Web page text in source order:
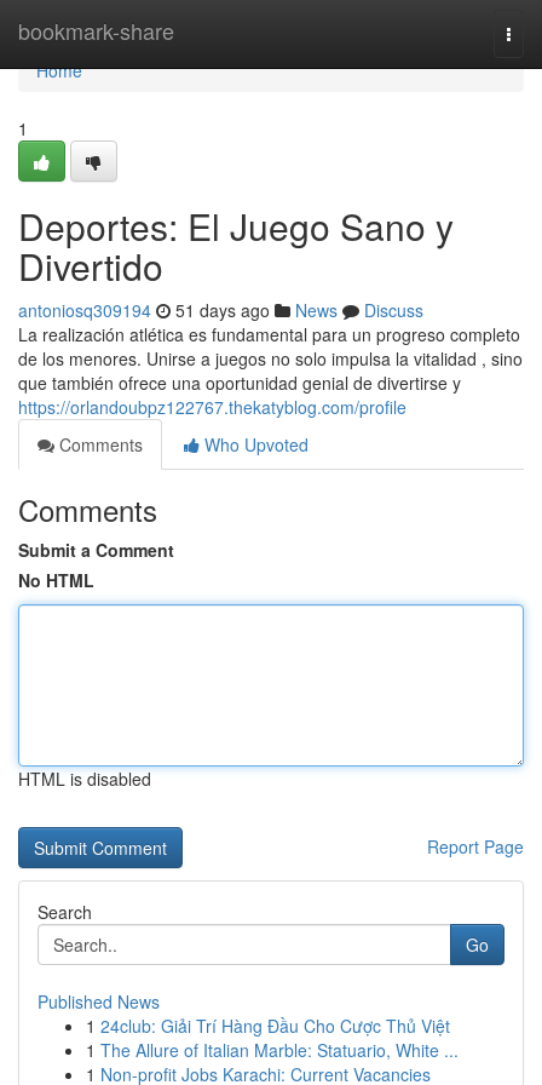
bookmark-share
Home
Home
1
Deportes: El Juego Sano y
Divertido
antoniosq309194 51 days ago News
Discuss
La realización atlética es fundamental para un progreso completo
de los menores. Unirse a juegos no solo impulsa la vitalidad , sino
que también ofrece una oportunidad genial de divertirse y
https://orlandoubpz122767.thekatyblog.com/profile
Comments
Who Upvoted
Comments
Submit a Comment
No HTML
HTML is disabled
Report Page
Search
Go
Published News
1 24club: Giải Trí Hàng Đầu Cho Cược Thủ Việt
1 The Allure of Italian Marble: Statuario, White ...
1 Non-profit Jobs Karachi: Current Vacancies